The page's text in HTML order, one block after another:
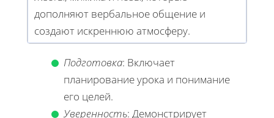
дополняют вербальное общение и
создают искреннюю атмосферу.
Подготовка: Включает
планирование урока и понимание
его целей.
Уверенность: Демонстрирует